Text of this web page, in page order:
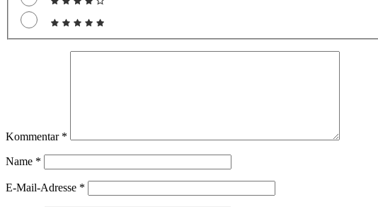
Kommentar *
Name *
E-Mail-Adresse *